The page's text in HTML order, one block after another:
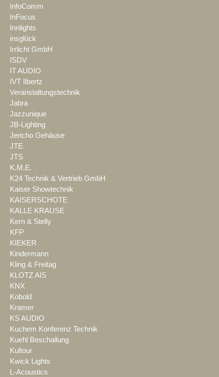
InfoComm
InFocus
Innlights
insglück
Irrlicht GmbH
ISDV
IT AUDIO
IVT Ilbertz
Veranstaltungstechnik
Jabra
Jazzunique
JB-Lighting
Jericho Gehäuse
JTE
JTS
K.M.E.
K24 Technik & Vertrieb GmbH
Kaiser Showtechnik
KAISERSCHOTE
KALLE KRAUSE
Kern & Stelly
KFP
KIEKER
Kindermann
Kling & Freitag
KLOTZ AIS
KNX
Kobold
Kramer
KS AUDIO
Kuchem Konferenz Technik
Kuehl Beschallung
Kultour
Kwick Lights
L-Acoustics